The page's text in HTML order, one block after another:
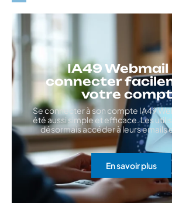
IA49 Webmail
connecter
votre
Se connecter à son compte IA49
été aussi simple et efficace. Les
désormais accéder à leurs emails
En savoir plus